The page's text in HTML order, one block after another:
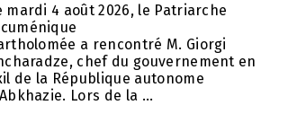
mardi 4 août 2026, le Patriarche
a rencontré M. Giorgi
chef du gouvernement en
de la République autonome
Lors de la ...